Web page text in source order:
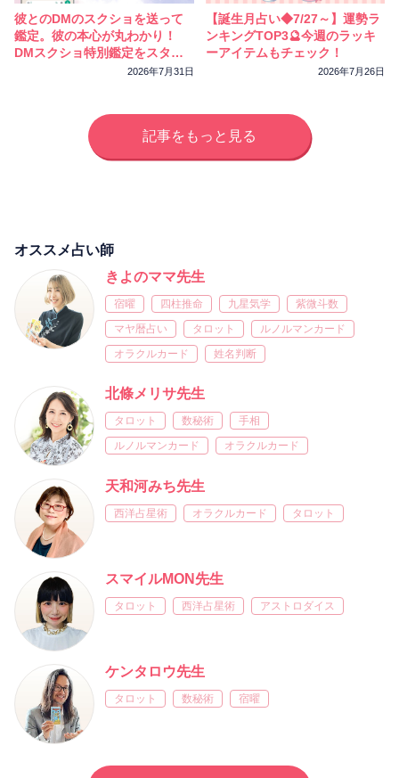
彼とのDMのスクショを送って
鑑定。彼の本心が丸わかり！
DMスクショ特別鑑定をスター
2026年7月31日
【誕生月占い◆7/27～】運勢ラ
ンキングTOP3🔮今週のラッキ
ーアイテムもチェック！
2026年7月26日
記事をもっと見る
オススメ占い師
きよのママ先生
宿曜 四柱推命 九星気学
紫微斗数
マヤ暦占い
タロット
ルノルマンカード
オラクルカード
姓名判断
北條メリサ先生
タロット 数秘術
手相
ルノルマンカード
オラクルカード
天和河みち先生
西洋占星術 オラクルカード タロット
スマイルMON先生
タロット 西洋占星術 アストロダイス
ケンタロウ先生
タロット 数秘術 宿曜